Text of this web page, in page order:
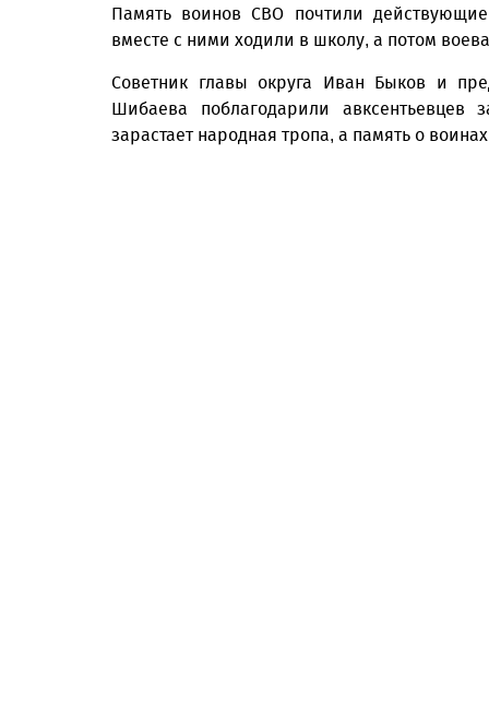
Память воинов СВО почтили
вместе с ними ходили в школу, а потом
Советник главы округа Иван Быков и
Шибаева поблагодарили
зарастает народная тропа, а память о